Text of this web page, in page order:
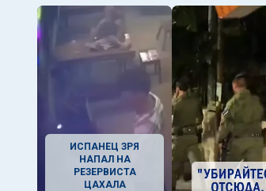
ИСПАНЕЦ ЗРЯ
НАПАЛ НА
РЕЗЕРВИСТА
ЦАХАЛА